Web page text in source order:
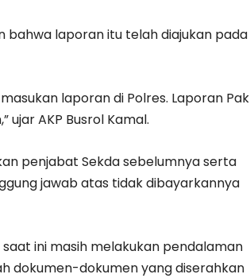
bahwa laporan itu telah diajukan pada
laporan di Polres. Laporan Pak
ujar AKP Busrol Kamal.
penjabat Sekda sebelumnya serta
jawab atas tidak dibayarkannya
ini masih melakukan pendalaman
dokumen-dokumen yang diserahkan